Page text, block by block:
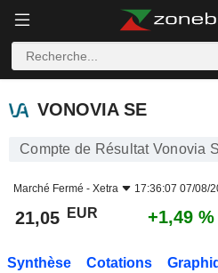
VONOVIA SE
VONOVIA SE
Compte de Résultat Vonovia
Marché Fermé - Xetra 17:36:07 07/08/
21,05 EUR +1,49 %
Synthèse Cotations